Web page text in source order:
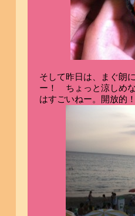
そして昨日は、まぐ朗
ー！ ちょっと涼しめ
はすごいねー。開放的